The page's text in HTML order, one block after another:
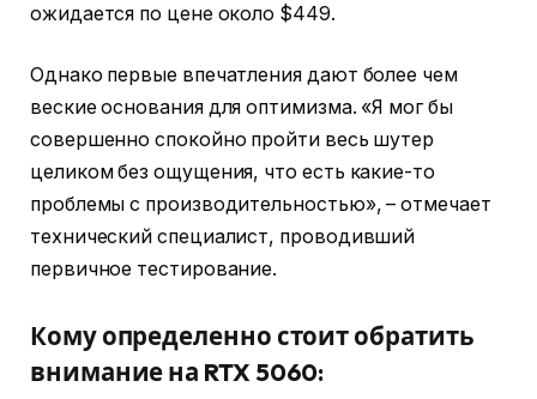
ожидается по цене около $449.
Однако первые впечатления дают более чем
веские основания для оптимизма. «Я мог бы
совершенно спокойно пройти весь шутер
целиком без ощущения, что есть какие-то
проблемы с производительностью», – отмечает
технический специалист, проводивший
первичное тестирование.
Кому определенно стоит обратить
внимание на RTX 5060: